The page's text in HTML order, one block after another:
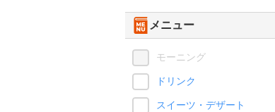
メニュー
モーニング
ドリンク
スイーツ・デザート